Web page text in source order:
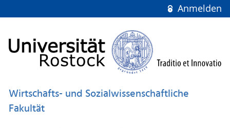
Anmelden
Wirtschafts- und Sozialwissenschaftliche
Fakultät